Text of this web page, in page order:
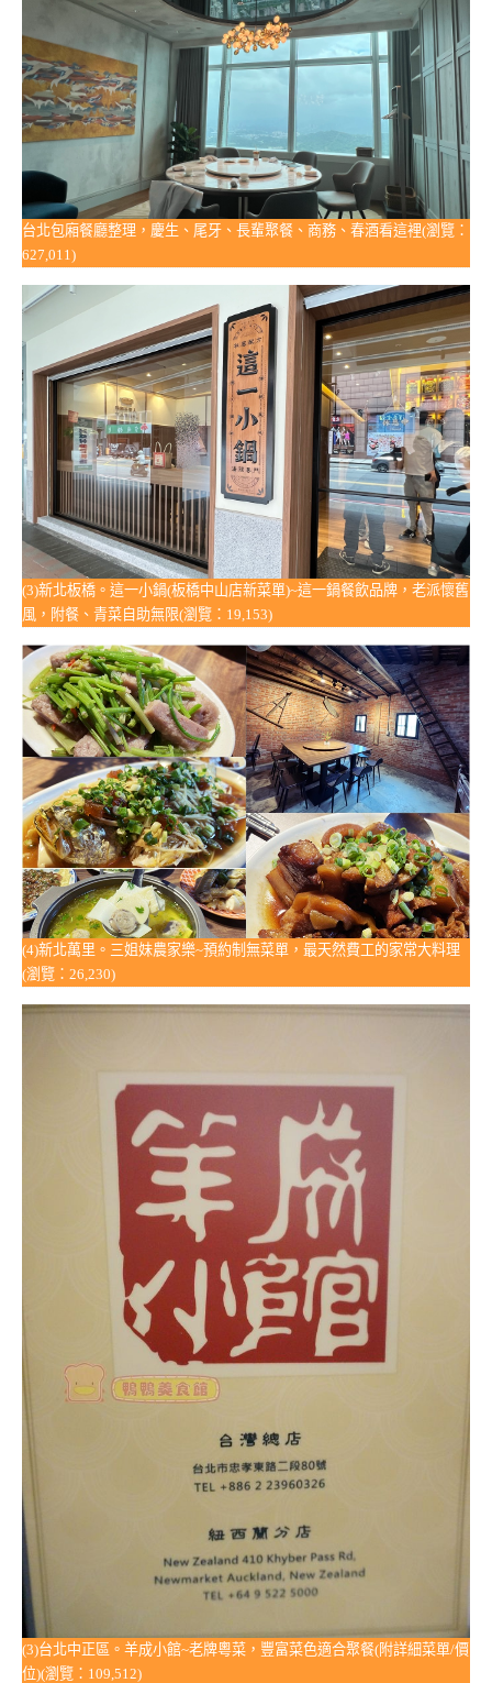
台北包廂餐廳整理，慶生、尾牙、長輩聚餐、商務、春酒看這裡(瀏覽：
627,011)
(3)新北板橋。這一小鍋(板橋中山店新菜單)~這一鍋餐飲品牌，老派懷舊
風，附餐、青菜自助無限(瀏覽：19,153)
(4)新北萬里。三姐妹農家樂~預約制無菜單，最天然費工的家常大料理
(瀏覽：26,230)
(3)台北中正區。羊成小館~老牌粵菜，豐富菜色適合聚餐(附詳細菜單/價
位)(瀏覽：109,512)